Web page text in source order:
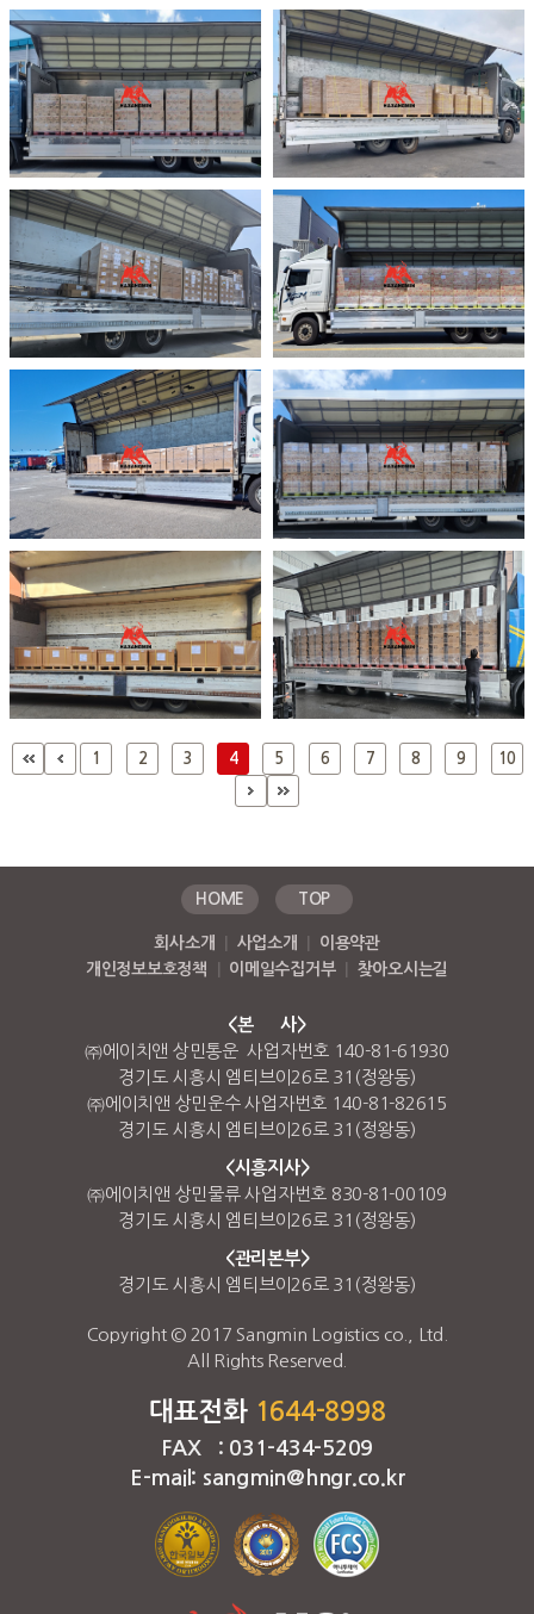
1 2 3 4 5 6 7 8 9 10
HOME TOP
회사소개 사업소개
이용약관
개인정보보호정책
이메일수집거부 찾아오시는길
<본 사>
㈜에이치앤 상민통운 사업자번호 140-81-61930
경기도 시흥시 엠티브이26로 31(정왕동)
㈜에이치앤 상민운수 사업자번호 140-81-82615
경기도 시흥시 엠티브이26로 31(정왕동)
<시흥지사>
㈜에이치앤 상민물류 사업자번호 830-81-00109
경기도 시흥시 엠티브이26로 31(정왕동)
<관리본부>
경기도 시흥시 엠티브이26로 31(정왕동)
Copyright © 2017 Sangmin Logistics co., Ltd.
All Rights Reserved.
대표전화 1644-8998
FAX : 031-434-5209
E-mail: sangmin@hngr.co.kr